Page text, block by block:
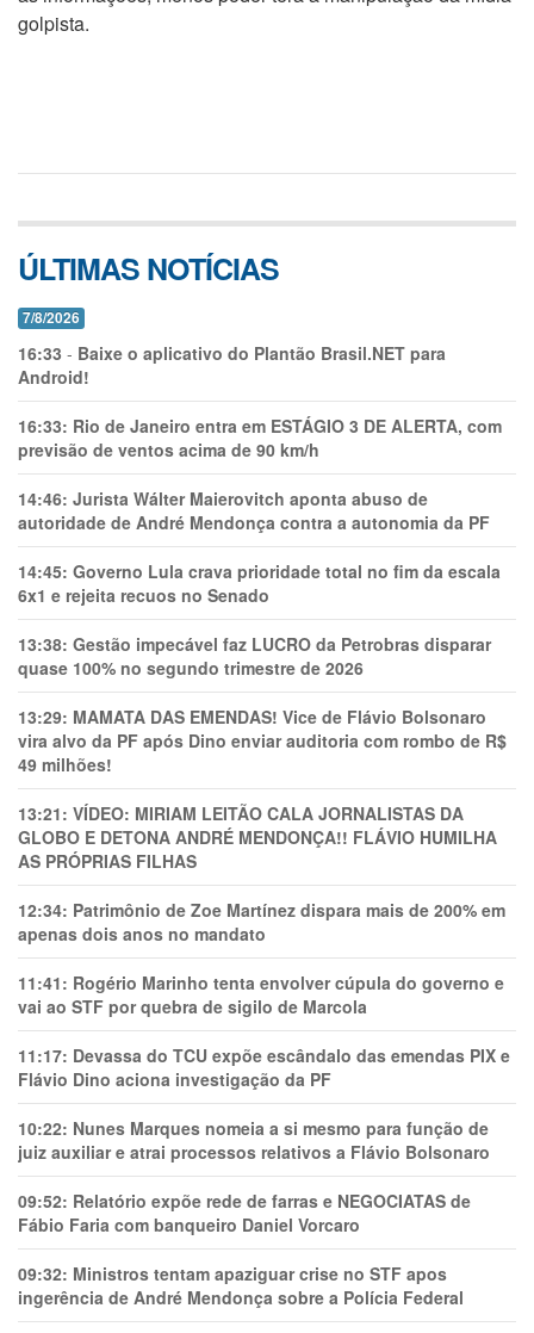
golpista.
ÚLTIMAS NOTÍCIAS
7/8/2026
16:33 - Baixe o aplicativo do Plantão Brasil.NET para
Android!
16:33: Rio de Janeiro entra em ESTÁGIO 3 DE ALERTA, com
previsão de ventos acima de 90 km/h
14:46: Jurista Wálter Maierovitch aponta abuso de
autoridade de André Mendonça contra a autonomia da PF
14:45: Governo Lula crava prioridade total no fim da escala
6x1 e rejeita recuos no Senado
13:38: Gestão impecável faz LUCRO da Petrobras disparar
quase 100% no segundo trimestre de 2026
13:29: MAMATA DAS EMENDAS! Vice de Flávio Bolsonaro
vira alvo da PF após Dino enviar auditoria com rombo de R$
49 milhões!
13:21: VÍDEO: MIRIAM LEITÃO CALA JORNALISTAS DA
GLOBO E DETONA ANDRÉ MENDONÇA!! FLÁVIO HUMILHA
AS PRÓPRIAS FILHAS
12:34: Patrimônio de Zoe Martínez dispara mais de 200% em
apenas dois anos no mandato
11:41: Rogério Marinho tenta envolver cúpula do governo e
vai ao STF por quebra de sigilo de Marcola
11:17: Devassa do TCU expõe escândalo das emendas PIX e
Flávio Dino aciona investigação da PF
10:22: Nunes Marques nomeia a si mesmo para função de
juiz auxiliar e atrai processos relativos a Flávio Bolsonaro
09:52: Relatório expõe rede de farras e NEGOCIATAS de
Fábio Faria com banqueiro Daniel Vorcaro
09:32: Ministros tentam apaziguar crise no STF apos
ingerência de André Mendonça sobre a Polícia Federal